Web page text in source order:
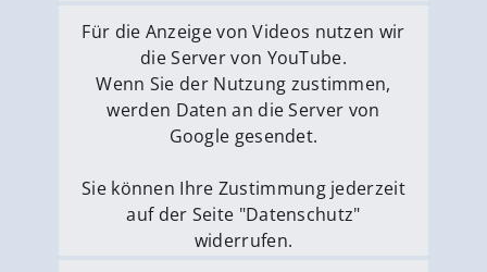
Externe Medien erlauben
Für die Anzeige von Videos nutzen wir
die Server von YouTube.
Wenn Sie der Nutzung zustimmen,
werden Daten an die Server von
Google gesendet.
Sie können Ihre Zustimmung jederzeit
auf der Seite "Datenschutz"
widerrufen.